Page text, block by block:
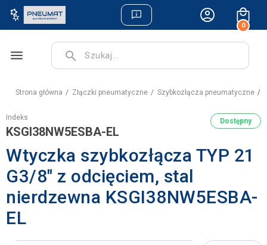
0
menu search
Strona główna Złączki pneumatyczne Szybkozłącza pneumatyczne
Indeks
KSGI38NW5ESBA-EL
Dostępny
Wtyczka szybkozłącza TYP 21
G3/8" z odcięciem, stal
nierdzewna KSGI38NW5ESBA-
EL